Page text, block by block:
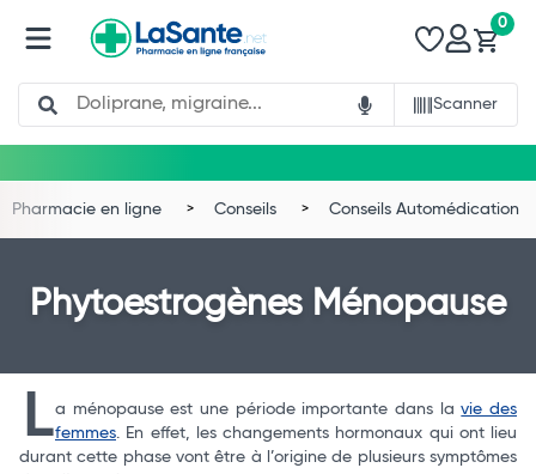
Search
Scanner
0
Pharmacie en ligne Conseils Conseils Automédication
Phytoestrogènes Ménopause
L a ménopause est une période importante dans lavie des
femmes. En effet, les changements hormonaux qui ont lieu
durant cette phase vont être à l’origine de plusieurs symptômes